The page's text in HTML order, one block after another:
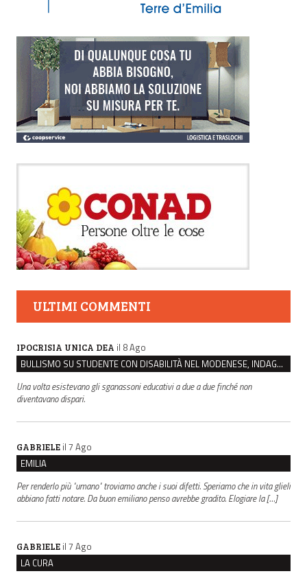
ULTIMI COMMENTI
IPOCRISIA UNICA DEA il 8 Ago
BULLISMO SU STUDENTE CON DISABILITÀ NEL MODENESE, INDAGATI DUE RAGAZZI DI 16 ANNI
Una volta esistevano gli sganassoni educativi a due a due finché non
diventavano dispari.
GABRIELE il 7 Ago
EMILIA
Per renderlo più "umano" troviamo anche i suoi difetti. Speriamo che in vita glieli
abbiano fatti notare. Da buon emiliano penso avrebbe gradito. Elogiare la […]
GABRIELE il 7 Ago
LA CURA